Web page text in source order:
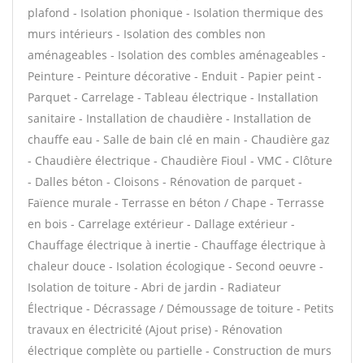
plafond - Isolation phonique - Isolation thermique des
murs intérieurs - Isolation des combles non
aménageables - Isolation des combles aménageables -
Peinture - Peinture décorative - Enduit - Papier peint -
Parquet - Carrelage - Tableau électrique - Installation
sanitaire - Installation de chaudière - Installation de
chauffe eau - Salle de bain clé en main - Chaudière gaz
- Chaudière électrique - Chaudière Fioul - VMC - Clôture
- Dalles béton - Cloisons - Rénovation de parquet -
Faïence murale - Terrasse en béton / Chape - Terrasse
en bois - Carrelage extérieur - Dallage extérieur -
Chauffage électrique à inertie - Chauffage électrique à
chaleur douce - Isolation écologique - Second oeuvre -
Isolation de toiture - Abri de jardin - Radiateur
Électrique - Décrassage / Démoussage de toiture - Petits
travaux en électricité (Ajout prise) - Rénovation
électrique complète ou partielle - Construction de murs